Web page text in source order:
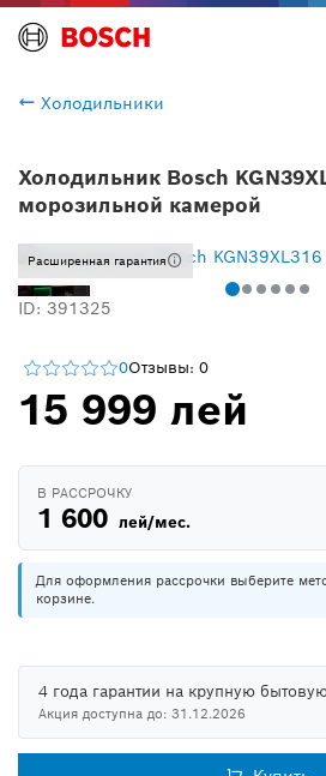
Холодильники
Холодильник Bosch
морозильной камерой
Расширенная гарантия
ID: 391325
0Отзывы: 0
15 999 лей
В РАССРОЧКУ
1 600 лей/мес.
Для оформления рассрочки выберите
корзине.
4 года гарантии на крупную
Акция доступна до: 31.12.2026